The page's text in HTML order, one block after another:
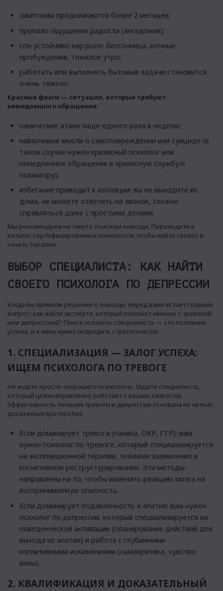
симптомы продолжаются более 2 месяцев;
пропало ощущение радости (ангедония);
сон устойчиво нарушен: бессонница, ночные
пробуждения, тяжелое утро;
работать или выполнять бытовые задачи становится
очень тяжело.
Красные флаги — ситуации, которые требуют
немедленного обращения:
панические атаки чаще одного раза в неделю;
навязчивые мысли о самоповреждении или суициде (в
таком случае нужен кризисный психолог или
немедленное обращение в кризисную службу/к
психиатру);
избегание приводит к изоляции: вы не выходите из
дома, не можете ответить на звонок, сложно
справляться даже с простыми делами.
Мы рекомендуем не тянут с поиском помощи. Переходите в
каталог сертифицированных психологов, чтобы найти своего и
начать терапию.
ВЫБОР СПЕЦИАЛИСТА: КАК НАЙТИ
СВОЕГО ПСИХОЛОГА ПО ДЕПРЕССИИ
Когда вы приняли решение о помощи, перед вами встает главный
вопрос: как найти эксперта, который поможет именно с тревогой
или депрессией? Поиск «своего» специалиста — это половина
успеха, и к нему нужно подходить стратегически.
1. СПЕЦИАЛИЗАЦИЯ — ЗАЛОГ УСПЕХА:
ИЩЕМ ПСИХОЛОГА ПО ТРЕВОГЕ
Не ищите просто «хорошего психолога». Ищите специалиста,
который целенаправленно работает с вашим запросом.
Эффективность лечения тревоги и депрессии основана на четких,
доказанных протоколах:
Если доминирует тревога (паника, ОКР, ГТР): вам
нужен психолог по тревоге, который специализируется
на экспозиционной терапии, техниках заземления и
когнитивном реструктурировании. Эти методы
направлены на то, чтобы изменить реакцию мозга на
воспринимаемую опасность.
Если доминирует подавленность и апатия: вам нужен
психолог по депрессии, который специализируется на
поведенческой активации (планирование действий для
выхода из апатии) и работе с глубинными
когнитивными искажениями (самокритика, чувство
вины).
2. КВАЛИФИКАЦИЯ И ДОКАЗАТЕЛЬНЫЙ